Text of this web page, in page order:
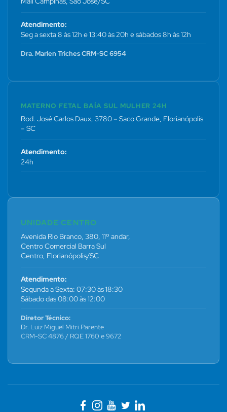
Atendimento:
Seg a sexta 8 às 12h e 13:40 às 20h e sábados 8h às 12h
Dra. Marlen Triches CRM-SC 6954
MATERNO FETAL BAÍA SUL MULHER 24H
Rod. José Carlos Daux, 3780 – Saco Grande, Florianópolis
– SC
Atendimento:
24h
UNIDADE CENTRO
Avenida Rio Branco, 380, 11º andar,
Centro Comercial Barra Sul
Centro, Florianópolis/SC
Atendimento:
Segunda a Sexta: 07:30 às 18:30
Sábado das 08:00 às 12:00
Diretor Técnico:
Dr. Luiz Miguel Mitri Parente
CRM-SC 4876 / RQE 1760 e 9672